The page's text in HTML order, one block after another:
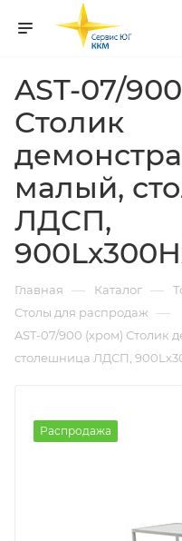
AST-07/
Столик
малый,
ЛДСП,
Главная — Каталог —
Столы для распродаж —
AST-07/900 (хром) Столик
столешница ЛДСП,
Распродажа